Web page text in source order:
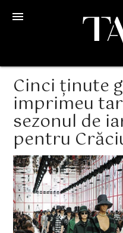
menu
Cinci ținute
imprimeu
sezonul de
pentru